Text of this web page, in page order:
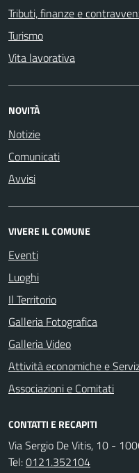
Tributi, finanze e
Turismo
Vita lavorativa
NOVITÀ
Notizie
Comunicati
Avvisi
VIVERE IL COMUNE
Eventi
Luoghi
Il Territorio
Galleria Fotografica
Galleria Video
Attività economiche e
Associazioni e Comitati
CONTATTI E RECAPITI
Via Sergio De Vitis, 10 -
Tel:0121.352104